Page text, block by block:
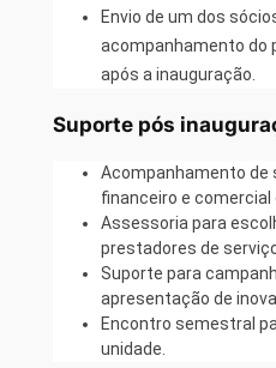
Envio de um dos
acompanhamento do
após a inauguração.
Suporte pós
Acompanhamento
financeiro e comercial
Assessoria para
prestadores de
Suporte para
apresentação de
Encontro semestral
unidade.